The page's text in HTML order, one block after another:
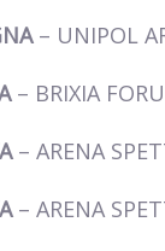
– UNIPOL
– BRIXIA
– ARENA
– ARENA